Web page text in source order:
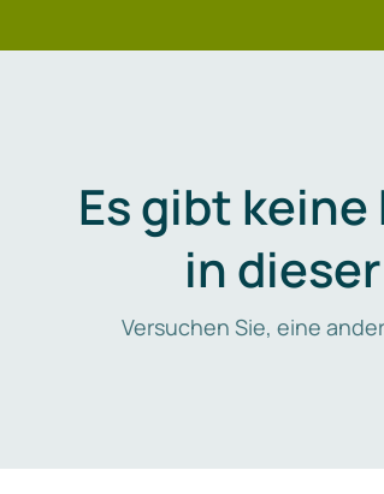
Es gibt
in
Versuchen Sie, eine